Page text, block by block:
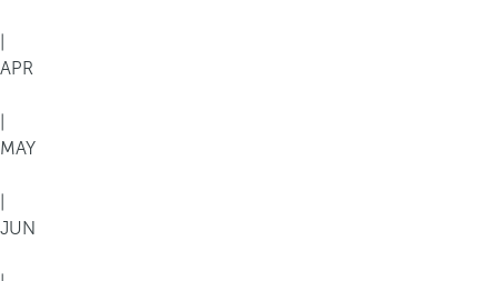
APR
MAY
JUN